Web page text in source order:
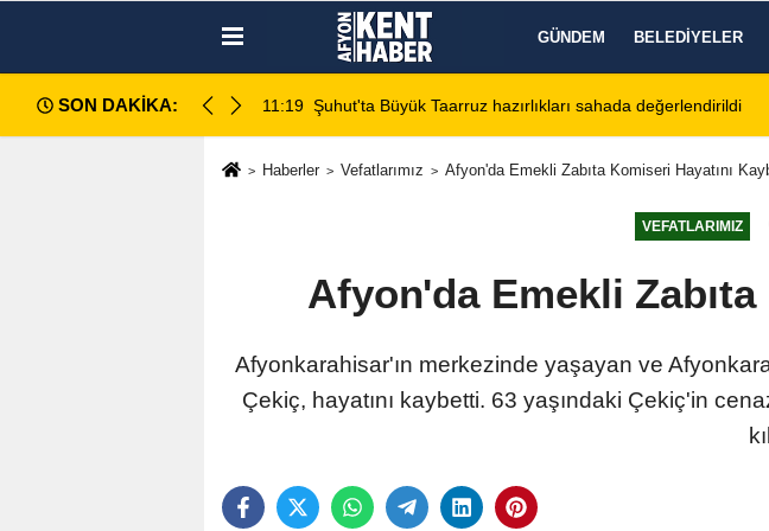
GÜNDEM BELEDIYELER
SON DAKİKA:
sahada değerlendirildi 11:18 Afyon Cenaze İlanları: 7 Ağustos 2026 Cuma Defin
Haberler Vefatlarımız Afyon'da Emekli Zabıta Komiseri Hayatını
VEFATLARIMIZ
Afyon'da Emekli
Afyonkarahisar'ın merkezinde yaşayan ve
Çekiç, hayatını kaybetti. 63 yaşındaki Çekiç'in